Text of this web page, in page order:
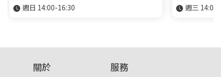
週日 14:00-16:30 週三
關於 服務